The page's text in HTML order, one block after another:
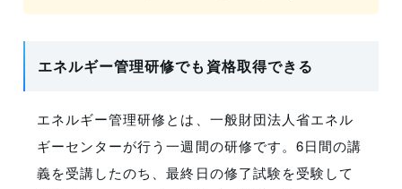
エネルギー管理研修でも資格取得できる
エネルギー管理研修とは、一般財団法人省エネル
ギーセンターが行う一週間の研修です。6日間の講
義を受講したのち、最終日の修了試験を受験して